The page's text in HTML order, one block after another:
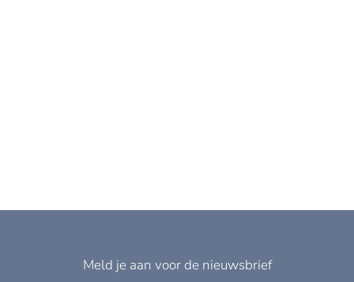
Meld je aan voor de nieuwsbrief